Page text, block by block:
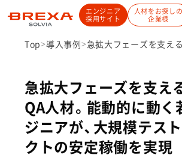
エンジニア
採用サイト
人材をお探しの
企業様
Top 導入事例 急拡大フェーズを支え
急拡大フェーズを支え
QA人材。能動的に動く
ジニアが、大規模テス
クトの安定稼働を実現